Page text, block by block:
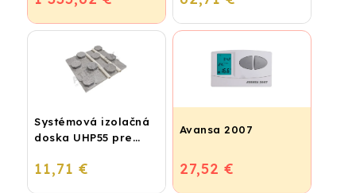
Systémová izolačná
doska UHP55 pre
(STIROTERMAL
11,71 €
Avansa 2007
27,52 €